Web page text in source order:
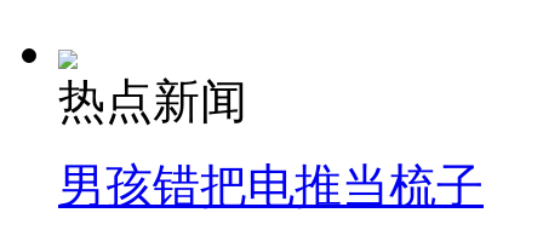
热点新闻
男孩错把电推当梳子